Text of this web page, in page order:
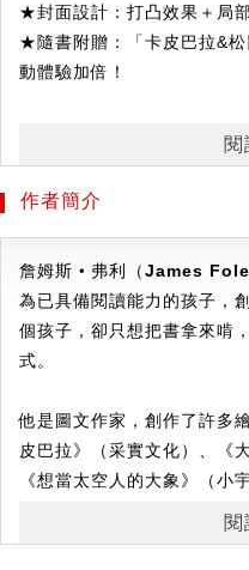
★封面設計：打凸效果＋局
★隨書附贈：「卡皮巴拉&
動體驗加倍！
他總是悠閒愜意，和朋友們
為了「最後一根香蕉」爭吵
卡皮巴拉要如何化解這場香
✦✧✦✧✦✧✦✧✦✧✦
四隻小猴子爭奪最後一根香
不管卡皮巴拉將香蕉分給誰
面對吵得不可開交的小猴子
而是用行動將這根香蕉分享
讓大家學會分享，更勝獨自
閱
作者簡介
詹姆斯‧弗利（James
為已具備閱讀能力的孩子，
個孩子，卻只想把書拿來啃
式。
他是圖文作家，創作了許多
皮巴拉》（采實文化）、《
《想當太空人的大象》（小
譯）
閱